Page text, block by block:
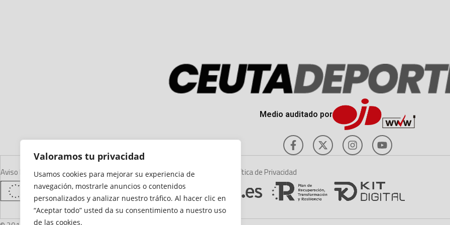
Valoramos tu privacidad
Usamos cookies para mejorar su experiencia de
navegación, mostrarle anuncios o contenidos
personalizados y analizar nuestro tráfico. Al hacer clic en
“Aceptar todo” usted da su consentimiento a nuestro uso
de las cookies.
Medio auditado por
Aviso LegalDeclaración de AccesibilidadMapa del SitioPolítica de Cookies Política de Privacidad